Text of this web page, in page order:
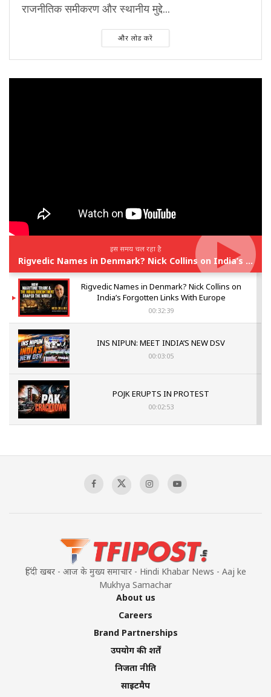
राजनीतिक समीकरण और स्थानीय मुद्दे...
और लोड करें
इस समय चल रहा है
Rigvedic Names in Denmark? Nick Collins on India’s Forgotten Links With Europe
Rigvedic Names in Denmark? Nick Collins on
India’s Forgotten Links With Europe
00:32:39
INS NIPUN: MEET INDIA’S NEW DSV
00:03:05
POJK ERUPTS IN PROTEST
00:02:53
Sagar
हिंदी खबर - आज के मुख्य समाचार - Hindi Khabar News - Aaj ke
Mukhya Samachar
About us
Careers
Brand Partnerships
उपयोग की शर्तें
निजता नीति
साइटमैप